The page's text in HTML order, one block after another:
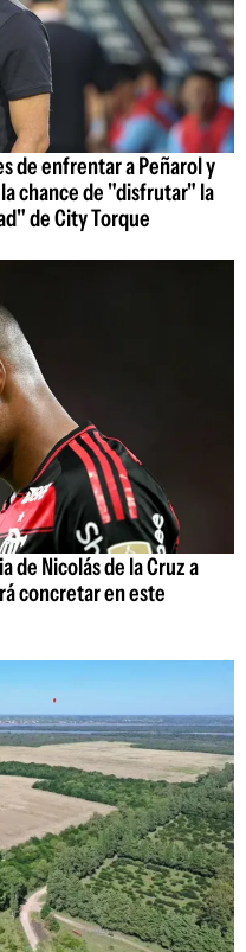
de enfrentar a Peñarol y
chance de "disfrutar" la
de City Torque
de Nicolás de la Cruz a
concretar en este